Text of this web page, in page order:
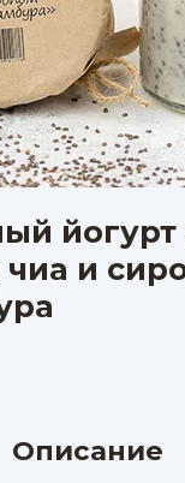
йогурт
и
Описание